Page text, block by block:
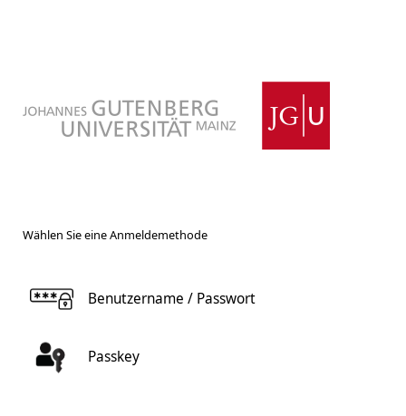
Wählen Sie eine Anmeldemethode
Benutzername / Passwort
Passkey